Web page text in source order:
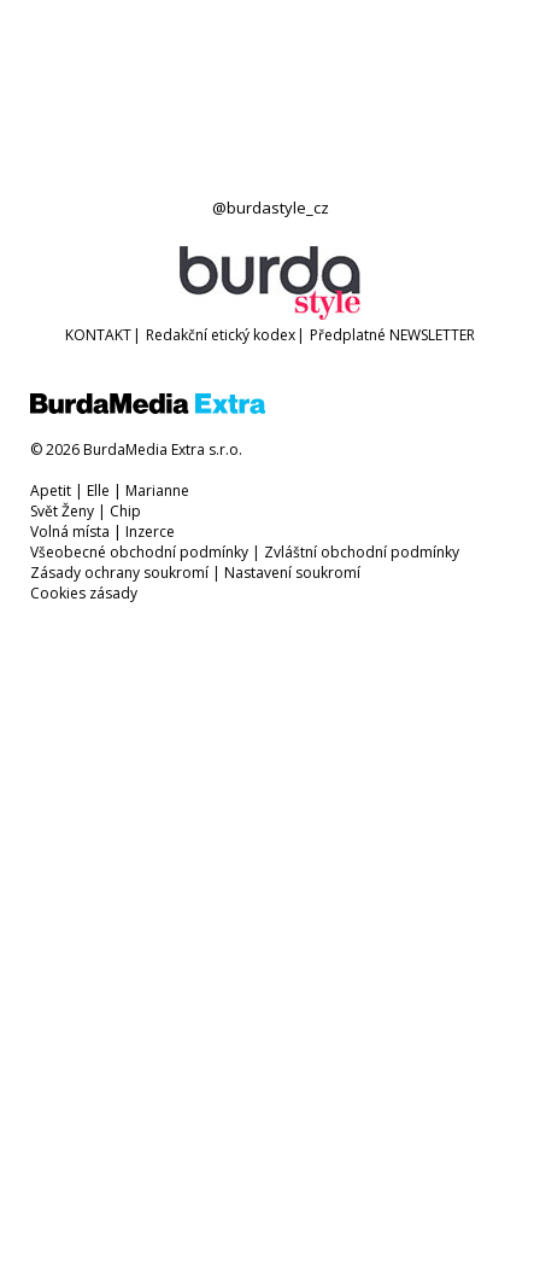
@burdastyle_cz
KONTAKT| Redakční etický kodex| Předplatné NEWSLETTER
© 2026 BurdaMedia Extra s.r.o.
Apetit | Elle | Marianne
Svět Ženy | Chip
Volná místa | Inzerce
Všeobecné obchodní podmínky | Zvláštní obchodní podmínky
Zásady ochrany soukromí | Nastavení soukromí
Cookies zásady